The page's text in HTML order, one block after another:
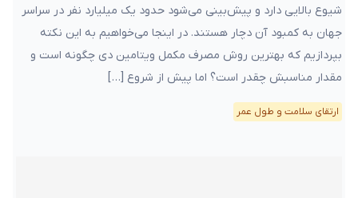
شیوع بالایی دارد و پیش‌بینی می‌شود حدود یک میلیارد نفر در سراسر
جهان به کمبود آن دچار هستند. در اینجا می‌خواهیم به این نکته
بپردازیم که بهترین روش مصرف مکمل ویتامین دی چگونه است و
مقدار مناسبش چقدر است؟ اما پیش از شروع […]
ارتقای سلامت و طول عمر